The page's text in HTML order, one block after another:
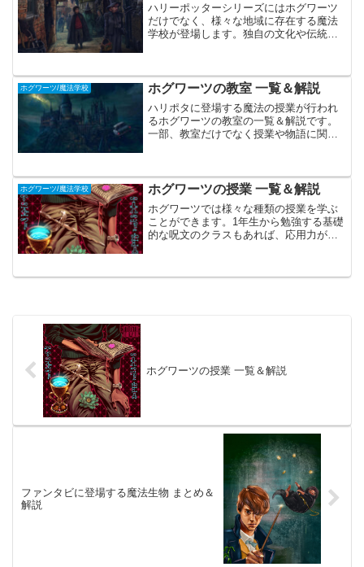
ハリーポッターシリーズにはホグワーツ
だけでなく、様々な地域に存在する魔法
学校が登場します。独自の文化や伝統を
ホグワーツ/魔法学校 ホグワーツの教室 一覧＆解説
ハリポタに登場する魔法の授業が行われ
るホグワーツの教室の一覧＆解説です。
一部、教室だけでなく授業や物語に関連
ホグワーツ/魔法学校 ホグワーツの授業 一覧＆解説
ホグワーツでは様々な種類の授業を学ぶ
ことができます。1年生から勉強する基礎
的な呪文のクラスもあれば、応用力が試
きます。
ホグワーツの授業 一覧＆解説
ファンタビに登場する魔法生物 まとめ＆
解説